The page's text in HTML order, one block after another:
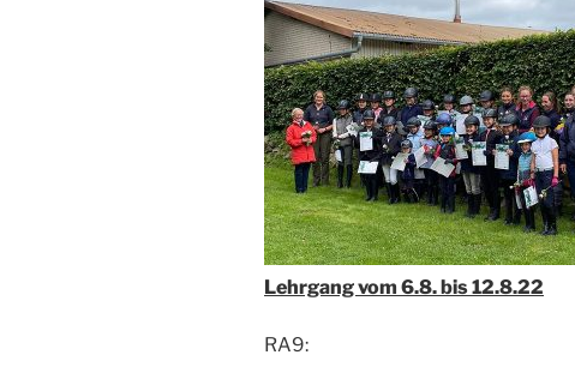
Lehrgang vom 6.8. bis 12.8.22
RA9: